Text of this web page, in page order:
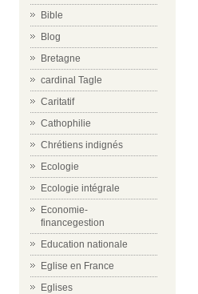
Bible
Blog
Bretagne
cardinal Tagle
Caritatif
Cathophilie
Chrétiens indignés
Ecologie
Ecologie intégrale
Economie-
financegestion
Education nationale
Eglise en France
Eglises